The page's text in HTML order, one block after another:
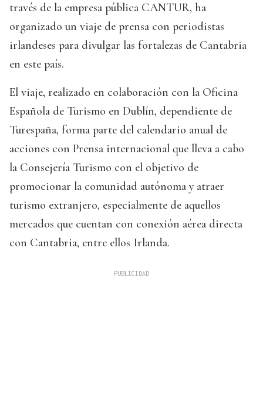
través de la empresa pública CANTUR, ha
organizado un viaje de prensa con periodistas
irlandeses para divulgar las fortalezas de Cantabria
en este país.
El viaje, realizado en colaboración con la Oficina
Española de Turismo en Dublín, dependiente de
Turespaña, forma parte del calendario anual de
acciones con Prensa internacional que lleva a cabo
la Consejería Turismo con el objetivo de
promocionar la comunidad autónoma y atraer
turismo extranjero, especialmente de aquellos
mercados que cuentan con conexión aérea directa
con Cantabria, entre ellos Irlanda.